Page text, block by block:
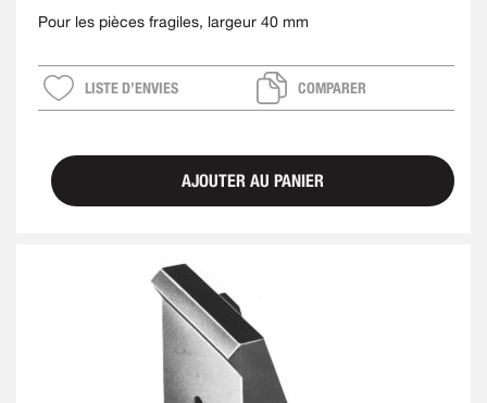
Pour les pièces fragiles, largeur 40 mm
LISTE D’ENVIES COMPARER
AJOUTER AU PANIER